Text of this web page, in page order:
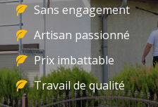
Sans engagement
Artisan passionné
Prix imbattable
Travail de qualité